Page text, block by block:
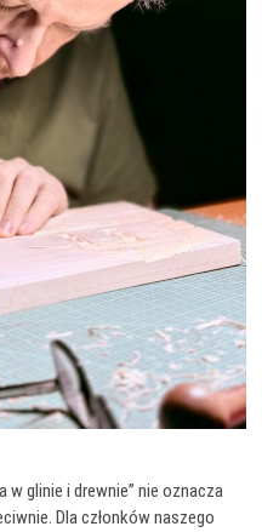
glinie i drewnie” nie oznacza
Dla członków naszego